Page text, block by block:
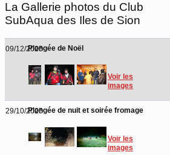
La Gallerie photos du Club
SubAqua des Iles de Sion
09/12/2025Plongée de Noël
Voir les
images
29/10/2025Plongée de nuit et soirée fromage
Voir les
images